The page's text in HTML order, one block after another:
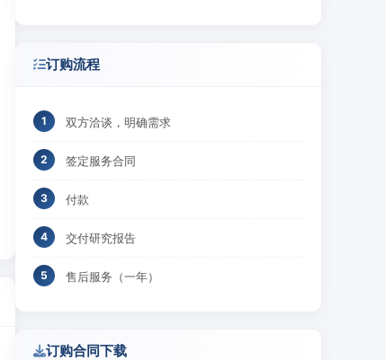
订购流程
双方洽谈，明确需求
签定服务合同
付款
交付研究报告
售后服务（一年）
订购合同下载